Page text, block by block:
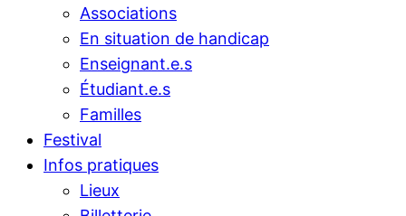
Associations
En situation de handicap
Enseignant.e.s
Étudiant.e.s
Familles
Festival
Infos pratiques
Lieux